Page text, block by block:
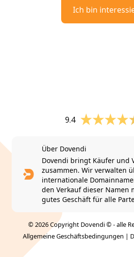
Ich bin
9.4
Über Dovendi
Dovendi bringt Käufer und
zusammen. Wir verwalten
internationale
den Verkauf dieser Namen
gutes Geschäft für alle
© 2026 Copyright Dovendi © - alle
Allgemeine Geschäftsbedingungen |